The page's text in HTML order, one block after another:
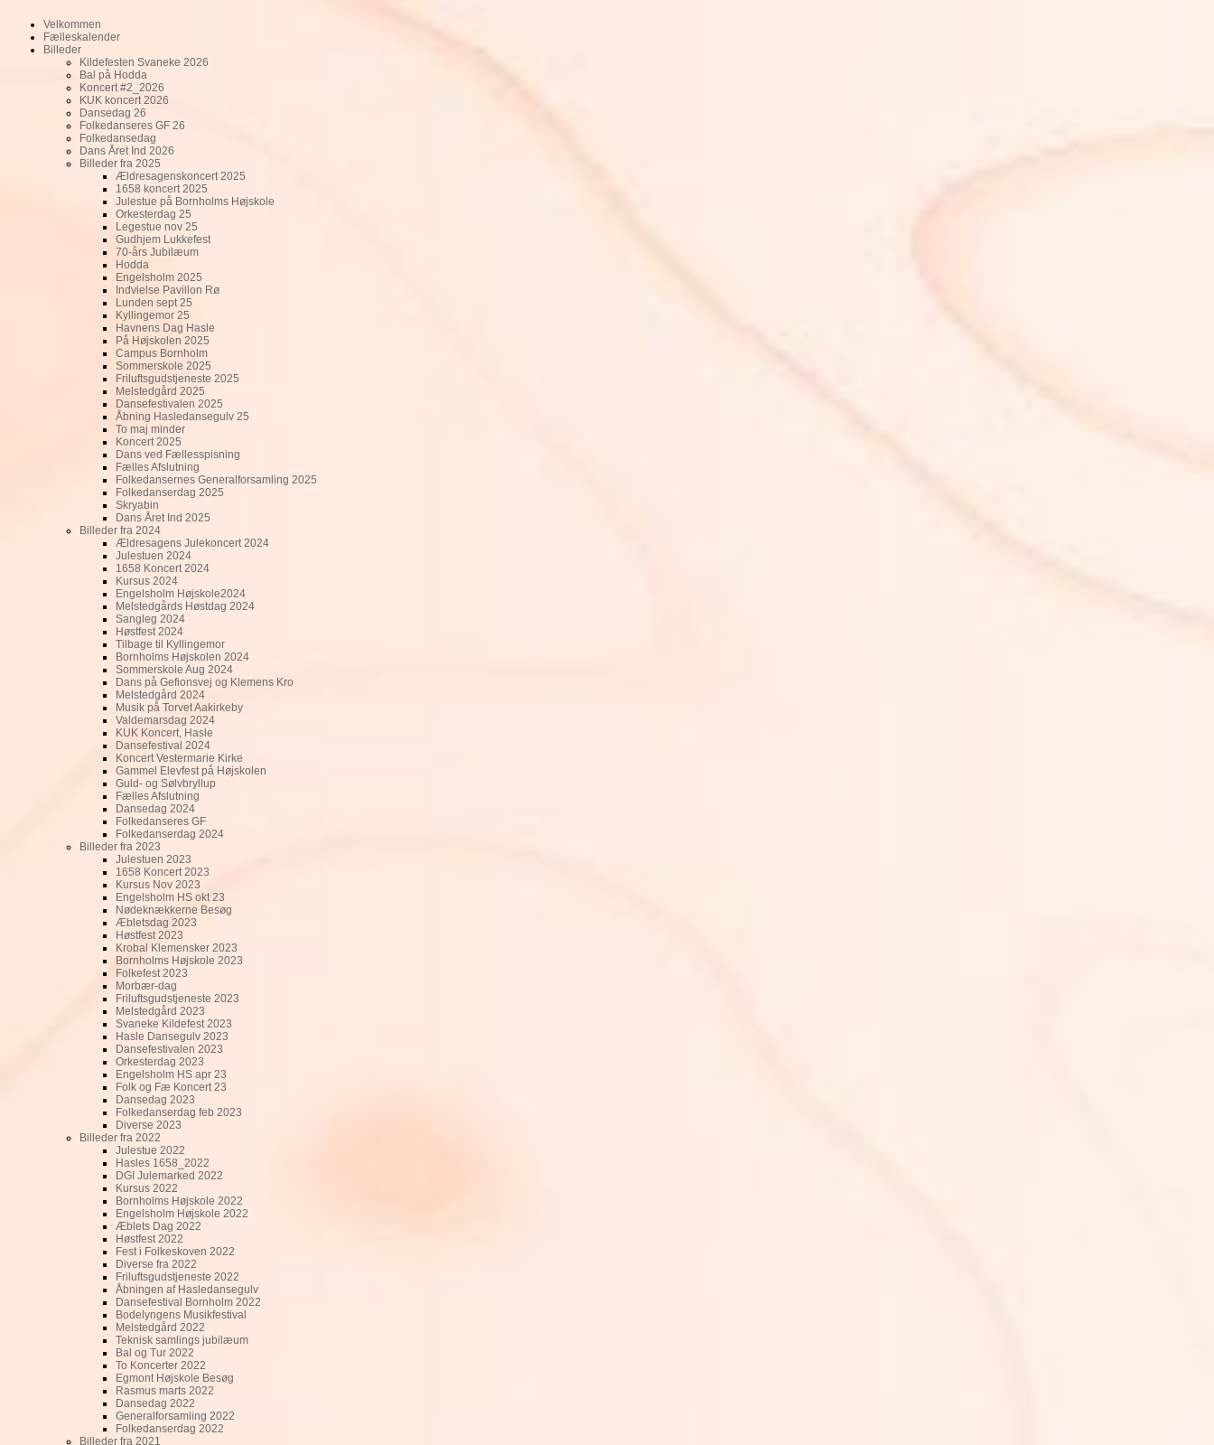
Velkommen
Fælleskalender
Billeder
Kildefesten Svaneke 2026
Bal på Hodda
Koncert #2_2026
KUK koncert 2026
Dansedag 26
Folkedanseres GF 26
Folkedansedag
Dans Året Ind 2026
Billeder fra 2025
Ældresagenskoncert 2025
1658 koncert 2025
Julestue på Bornholms Højskole
Orkesterdag 25
Legestue nov 25
Gudhjem Lukkefest
70-års Jubilæum
Hodda
Engelsholm 2025
Indvielse Pavillon Rø
Lunden sept 25
Kyllingemor 25
Havnens Dag Hasle
På Højskolen 2025
Campus Bornholm
Sommerskole 2025
Friluftsgudstjeneste 2025
Melstedgård 2025
Dansefestivalen 2025
Åbning Hasledansegulv 25
To maj minder
Koncert 2025
Dans ved Fællesspisning
Fælles Afslutning
Folkedansernes Generalforsamling 2025
Folkedanserdag 2025
Skryabin
Dans Året Ind 2025
Billeder fra 2024
Ældresagens Julekoncert 2024
Julestuen 2024
1658 Koncert 2024
Kursus 2024
Engelsholm Højskole2024
Melstedgårds Høstdag 2024
Sangleg 2024
Høstfest 2024
Tilbage til Kyllingemor
Bornholms Højskolen 2024
Sommerskole Aug 2024
Dans på Gefionsvej og Klemens Kro
Melstedgård 2024
Musik på Torvet Aakirkeby
Valdemarsdag 2024
KUK Koncert, Hasle
Dansefestival 2024
Koncert Vestermarie Kirke
Gammel Elevfest på Højskolen
Guld- og Sølvbryllup
Fælles Afslutning
Dansedag 2024
Folkedanseres GF
Folkedanserdag 2024
Billeder fra 2023
Julestuen 2023
1658 Koncert 2023
Kursus Nov 2023
Engelsholm HS okt 23
Nødeknækkerne Besøg
Æbletsdag 2023
Høstfest 2023
Krobal Klemensker 2023
Bornholms Højskole 2023
Folkefest 2023
Morbær-dag
Friluftsgudstjeneste 2023
Melstedgård 2023
Svaneke Kildefest 2023
Hasle Dansegulv 2023
Dansefestivalen 2023
Orkesterdag 2023
Engelsholm HS apr 23
Folk og Fæ Koncert 23
Dansedag 2023
Folkedanserdag feb 2023
Diverse 2023
Billeder fra 2022
Julestue 2022
Hasles 1658_2022
DGI Julemarked 2022
Kursus 2022
Bornholms Højskole 2022
Engelsholm Højskole 2022
Æblets Dag 2022
Høstfest 2022
Fest i Folkeskoven 2022
Diverse fra 2022
Friluftsgudstjeneste 2022
Åbningen af Hasledansegulv
Dansefestival Bornholm 2022
Bodelyngens Musikfestival
Melstedgård 2022
Teknisk samlings jubilæum
Bal og Tur 2022
To Koncerter 2022
Egmont Højskole Besøg
Rasmus marts 2022
Dansedag 2022
Generalforsamling 2022
Folkedanserdag 2022
Billeder fra 2021